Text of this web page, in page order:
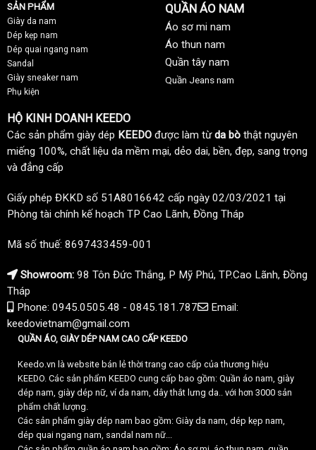
SẢN PHẨM
Giày da nam
Dép kẹp nam
Dép quai ngang nam
Sandal
Giày sneaker nam
Phụ kiện
QUẦN ÁO NAM
Áo sơ mi nam
Áo thun nam
Quần tây nam
Quần Jeans nam
HỘ KINH DOANH KEEDO
Các sản phẩm giày dép KEEDO được làm từda bò thật nguyên
miếng 100%, chất liệu da mềm mại, dẻo dai, bền, đẹp, sang trọng
và đẳng cấp
Giấy phép ĐKKD số 51A8016642 cấp ngày 02/03/2021 tại
Phòng tài chính kế hoạch TP Cao Lãnh, Đồng Tháp
Mã số thuế: 8697433459-001
Showroom: 98 Tôn Đức Thắng, P Mỹ Phú, TP.Cao Lãnh, Đồng
Tháp
Phone: 0945.0505.48 - 0845.181.787
Email:
keedovietnam@gmail.com
QUẦN ÁO, GIÀY DÉP NAM CAO CẤP KEEDO
Keedo.vn là website bán lẻ thời trang cao cấp của thương hiệu
KEEDO. Các sản phẩm KEEDO cung cấp bao gồm: Quần áo nam, giày
dép nam, giày dép nữ, ví da nam, dây thắt lưng da.. với hơn 3000 sản
phẩm chất lượng.
Các sản phẩm giày dép nam bao gồm: Giày da nam, dép kẹp nam,
dép quai ngang nam, sandal nam nữ...